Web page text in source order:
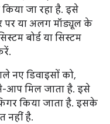
जा रहा है. इसे
पर या अलग मॉड्यूल के
बोर्ड या सिस्टम
नए डिवाइसों को,
आप मिल जाता है. इसे
किया जाता है. इसके
है.